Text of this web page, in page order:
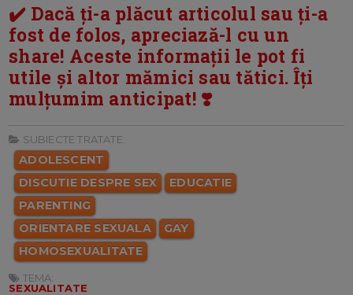
✔️ Dacă ți-a plăcut articolul sau ți-a
fost de folos, apreciază-l cu un
share! Aceste informații le pot fi
utile și altor mămici sau tătici. Îți
mulțumim anticipat! ❣️
SUBIECTE TRATATE:
ADOLESCENT
DISCUTIE DESPRE SEX
EDUCATIE
PARENTING
ORIENTARE SEXUALA
GAY
HOMOSEXUALITATE
TEMA:
SEXUALITATE